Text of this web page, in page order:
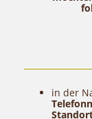
in der